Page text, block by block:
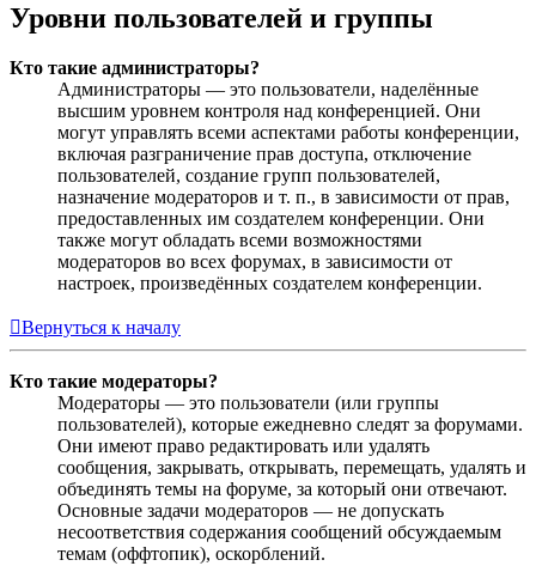
Уровни пользователей и группы
Кто такие администраторы?
Администраторы — это пользователи, наделённые
высшим уровнем контроля над конференцией. Они
могут управлять всеми аспектами работы конференции,
включая разграничение прав доступа, отключение
пользователей, создание групп пользователей,
назначение модераторов и т. п., в зависимости от прав,
предоставленных им создателем конференции. Они
также могут обладать всеми возможностями
модераторов во всех форумах, в зависимости от
настроек, произведённых создателем конференции.
Вернуться к началу
Кто такие модераторы?
Модераторы — это пользователи (или группы
пользователей), которые ежедневно следят за форумами.
Они имеют право редактировать или удалять
сообщения, закрывать, открывать, перемещать, удалять и
объединять темы на форуме, за который они отвечают.
Основные задачи модераторов — не допускать
несоответствия содержания сообщений обсуждаемым
темам (оффтопик), оскорблений.